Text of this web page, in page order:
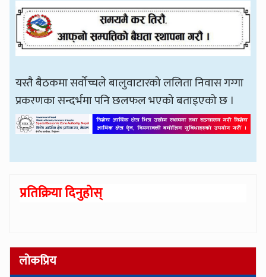
यस्तै बैठकमा सर्वोच्चले बालुवाटारको ललिता निवास गग्गा
प्रकरणका सन्दर्भमा पनि छलफल भएको बताइएको छ ।
प्रतिक्रिया दिनुहोस्
लोकप्रिय